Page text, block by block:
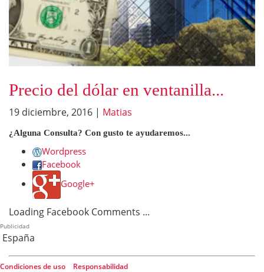
Precio del dólar en ventanilla...
19 diciembre, 2016 | Matias
¿Alguna Consulta? Con gusto te ayudaremos...
Wordpress
Facebook
Google+
Loading Facebook Comments ...
Publicidad
España
Condiciones de uso
Responsabilidad